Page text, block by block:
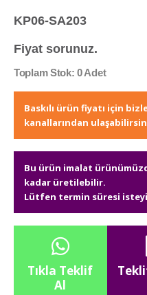
KP06-SA203
Fiyat sorunuz.
Toplam Stok: 0 Adet
Baskılı ürün fiyatı için
kanallarından
Bu ürün imalat
kadar üretilebilir.
Lütfen termin süresi
Tıkla Teklif
Al